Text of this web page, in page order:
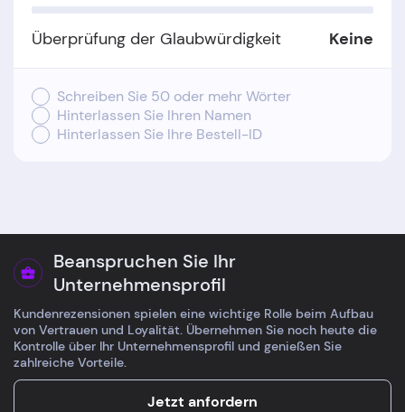
Überprüfung der Glaubwürdigkeit Keine
Schreiben Sie 50 oder mehr Wörter
Hinterlassen Sie Ihren Namen
Hinterlassen Sie Ihre Bestell-ID
Beanspruchen Sie Ihr
Unternehmensprofil
Kundenrezensionen spielen eine wichtige Rolle beim Aufbau
von Vertrauen und Loyalität. Übernehmen Sie noch heute die
Kontrolle über Ihr Unternehmensprofil und genießen Sie
zahlreiche Vorteile.
Jetzt anfordern